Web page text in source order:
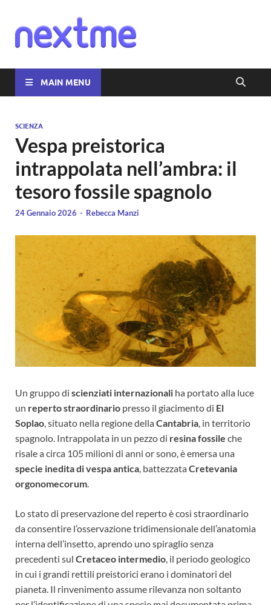
MAIN MENU
SCIENZA
Vespa preistorica
intrappolata nell’ambra: il
tesoro fossile spagnolo
24 Gennaio 2026 - Rebecca Manzi
Un gruppo di scienziati internazionali ha portato alla luce
un reperto straordinario presso il giacimento di El
Soplao , situato nella regione dellaCantabria , in territorio
spagnolo. Intrappolata in un pezzo di resina fossile che
risale a circa 105 milioni di anni or sono, è emersa una
specie inedita di vespa antica , battezzataCretevania
orgonomecorum
Lo stato di preservazione del reperto è così straordinario
da consentire l’osservazione tridimensionale dell’anatomia
interna dell’insetto, aprendo uno spiraglio senza
precedenti sul Cretaceo intermedio , il periodo geologico
in cui i grandi rettili preistorici erano i dominatori del
pianeta. Il rinvenimento assume rilevanza non soltanto